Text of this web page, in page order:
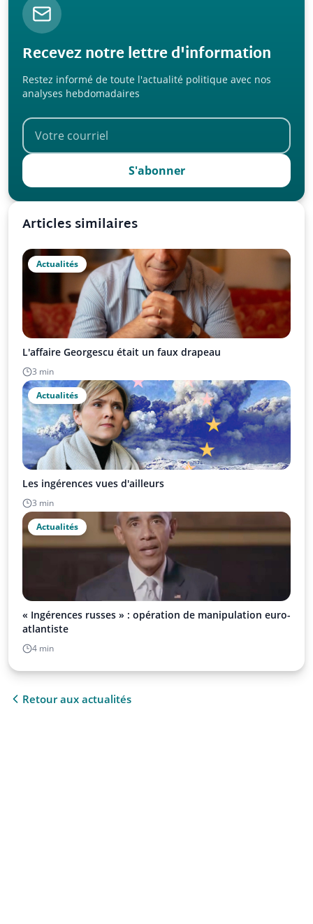
Recevez notre lettre d'information
Restez informé de toute l'actualité politique avec nos
analyses hebdomadaires
S'abonner
Articles similaires
Actualités
L'affaire Georgescu était un faux drapeau
3 min
Actualités
Les ingérences vues d'ailleurs
3 min
Actualités
« Ingérences russes » : opération de manipulation euro-
atlantiste
4 min
Retour aux actualités